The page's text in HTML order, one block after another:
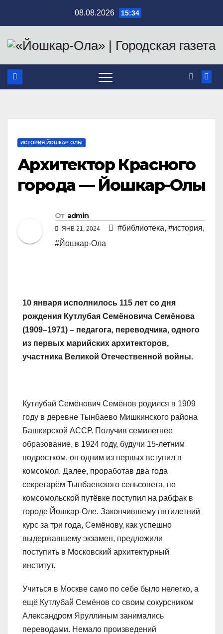
содержимому
08.08.2026 15:34
ИСТОРИЯ ЙОШКАР-ОЛЫ
Архитектор Красного
города — Йошкар-Олы
От admin
ЯНВ 21, 2024 #библиотека, #история,
#Йошкар-Ола
10 января исполнилось 115 лет со дня
рождения Кутлубая Семёновича Семёнова
(1909–1971) – педагога, переводчика, одного
из первых марийских архитекторов,
участника Великой Отечественной войны.
Кутлубай Семёнович Семёнов родился в 1909
году в деревне Тынбаево Мишкинского района
Башкирской АССР. Получив семилетнее
образование, в 1924 году, будучи 15-летним
подростком, он одним из первых вступил в
комсомол. Далее, проработав два года
секретарём Тынбаевского сельсовета, по
комсомольской путёвке поступил на рабфак в
городе Йошкар-Оле. Закончившему пятилетний
курс за три года, Семёнову, как успешно
выдержавшему экзамен, предложили
поступить в Московский архитектурный
институт.
Учиться в Москве само по себе было нелегко, а
ещё Кутлубай Семёнов со своим сокурсником
Александром Яруллиным занимались
переводами. Немало произведений